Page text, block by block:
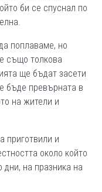
би се спуснал по
поплаваме, но
също толкова
ще бъдат засети
бъде превърната в
на жители и
приготвили и
около който
на празника на